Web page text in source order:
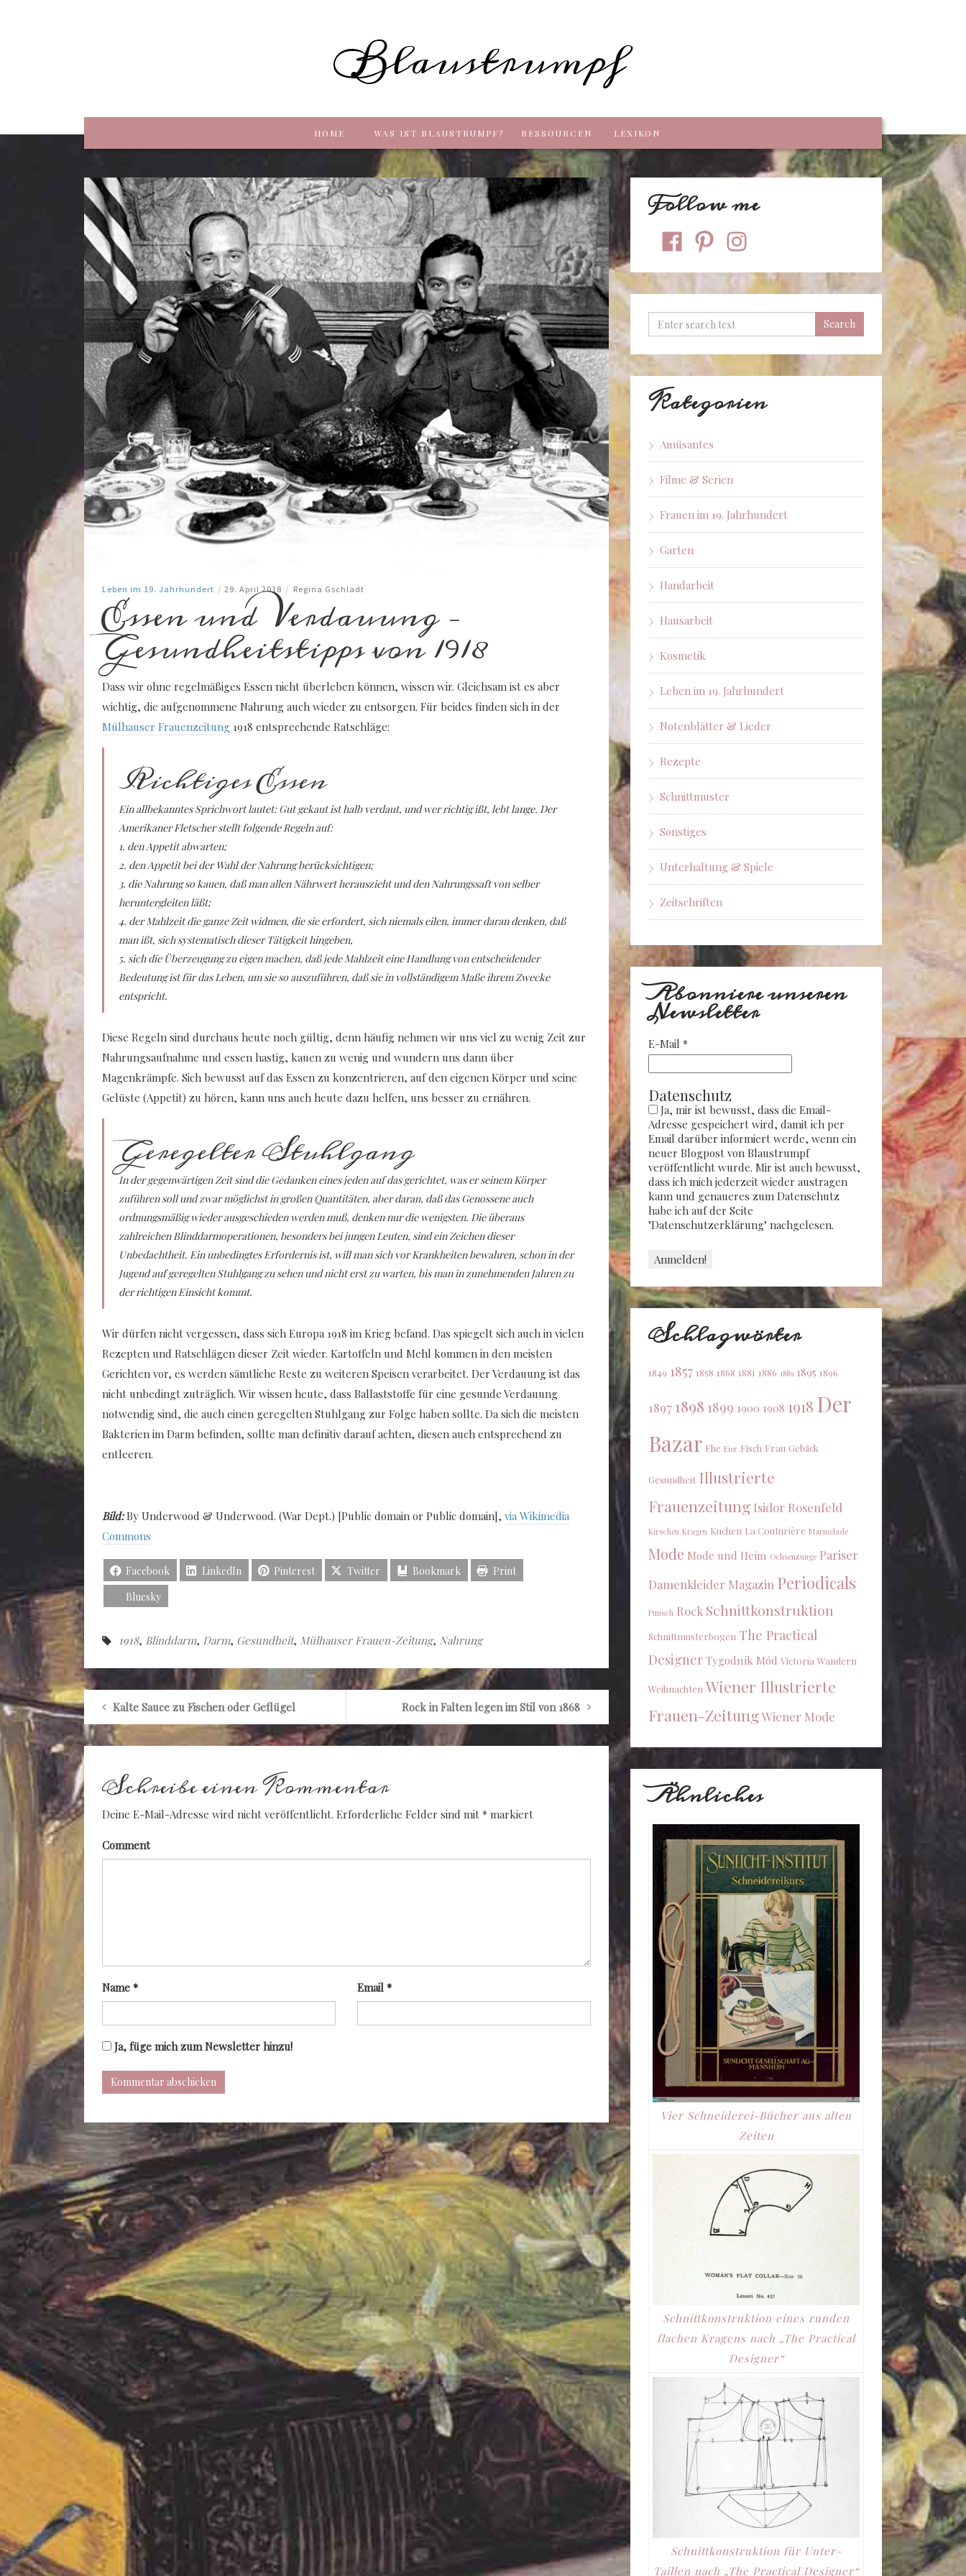
Blaustrumpf
HOME WAS IST BLAUSTRUMPF? RESSOURCEN LEXIKON
Leben im 19. Jahrhundert / 29. April 2018 / Regina Gschladt
Essen und Verdauung –
Gesundheitstipps von 1918
Dass wir ohne regelmäßiges Essen nicht überleben können, wissen wir. Gleichsam ist es aber
wichtig, die aufgenommene Nahrung auch wieder zu entsorgen. Für beides finden sich in der
Mülhauser Frauenzeitung 1918 entsprechende Ratschläge:
Richtiges Essen
Ein allbekanntes Sprichwort lautet: Gut gekaut ist halb verdaut, und wer richtig ißt, lebt lange. Der
Amerikaner Fletscher stellt folgende Regeln auf:
1. den Appetit abwarten;
2. den Appetit bei der Wahl der Nahrung berücksichtigen;
3. die Nahrung so kauen, daß man allen Nährwert herauszieht und den Nahrungssaft von selber
heruntergleiten läßt;
4. der Mahlzeit die ganze Zeit widmen, die sie erfordert, sich niemals eilen, immer daran denken, daß
man ißt, sich systematisch dieser Tätigkeit hingeben,
5. sich die Überzeugung zu eigen machen, daß jede Mahlzeit eine Handlung von entscheidender
Bedeutung ist für das Leben, um sie so auszuführen, daß sie in vollständigem Maße ihrem Zwecke
entspricht.
Diese Regeln sind durchaus heute noch gültig, denn häufig nehmen wir uns viel zu wenig Zeit zur
Nahrungsaufnahme und essen hastig, kauen zu wenig und wundern uns dann über
Magenkrämpfe. Sich bewusst auf das Essen zu konzentrieren, auf den eigenen Körper und seine
Gelüste (Appetit) zu hören, kann uns auch heute dazu helfen, uns besser zu ernähren.
Geregelter Stuhlgang
In der gegenwärtigen Zeit sind die Gedanken eines jeden auf das gerichtet, was er seinem Körper
zuführen soll und zwar möglichst in großen Quantitäten, aber daran, daß das Genossene auch
ordnungsmäßig wieder ausgeschieden werden muß, denken nur die wenigsten. Die überaus
zahlreichen Blinddarmoperationen, besonders bei jungen Leuten, sind ein Zeichen dieser
Unbedachtheit. Ein unbedingtes Erfordernis ist, will man sich vor Krankheiten bewahren, schon in der
Jugend auf geregelten Stuhlgang zu sehen und nicht erst zu warten, bis man in zunehmenden Jahren zu
der richtigen Einsicht kommt.
Wir dürfen nicht vergessen, dass sich Europa 1918 im Krieg befand. Das spiegelt sich auch in vielen
Rezepten und Ratschlägen dieser Zeit wieder. Kartoffeln und Mehl kommen in den meisten
Gerichten vor, es werden sämtliche Reste zu weiteren Speisen verarbeitet. Der Verdauung ist das
nicht unbedingt zuträglich. Wir wissen heute, dass Ballaststoffe für eine gesunde Verdauung
notwendig sind, die auch einen geregelten Stuhlgang zur Folge haben sollte. Da sich die meisten
Bakterien im Darm befinden, sollte man definitiv darauf achten, diesen auch entsprechend zu
entleeren.
Bild:By Underwood & Underwood. (War Dept.) [Public domain or Public domain], via Wikimedia
Commons
Facebook LinkedIn Pinterest Twitter Bookmark
Print
Bluesky
1918, Blinddarm, Darm, Gesundheit, Mülhauser Frauen-Zeitung, Nahrung
Kalte Sauce zu Fischen oder Geflügel Rock in Falten legen im Stil von 1868
Schreibe einen Kommentar
Deine E-Mail-Adresse wird nicht veröffentlicht. Erforderliche Felder sind mit * markiert
Comment
Name * Email *
Ja, füge mich zum Newsletter hinzu!
Follow me
facebookpinterestinstagram
Kategorien
Amüsantes
Filme & Serien
Frauen im 19. Jahrhundert
Garten
Handarbeit
Hausarbeit
Kosmetik
Leben im 19. Jahrhundert
Notenblätter & Lieder
Rezepte
Schnittmuster
Sonstiges
Unterhaltung & Spiele
Zeitschriften
Abonniere unseren
Newsletter
E-Mail *
Datenschutz
Ja, mir ist bewusst, dass die Email-
Adresse gespeichert wird, damit ich per
Email darüber informiert werde, wenn ein
neuer Blogpost von Blaustrumpf
veröffentlicht wurde. Mir ist auch bewusst,
dass ich mich jederzeit wieder austragen
kann und genaueres zum Datenschutz
habe ich auf der Seite
"Datenschutzerklärung" nachgelesen.
Schlagwörter
1849 1857 1858 1868 1881 1886 1889 1895 1896
18971898 1899 1900 1908 1918 Der
Bazar Ehe Eier Fisch Frau Gebäck
Gesundheit Illustrierte
Frauenzeitung Isidor Rosenfeld
Kirschen Kragen Kuchen La Couturière Marmelade
Mode Mode und Heim Ochsenzunge Pariser
Damenkleider Magazin Periodicals
Punsch Rock Schnittkonstruktion
Schnittmusterbogen The Practical
Designer Tygodnik Mód Victoria Wandern
Weihnachten Wiener Illustrierte
Frauen-ZeitungWiener Mode
Ähnliches
Vier Schneiderei-Bücher aus alten
Zeiten
Schnittkonstruktion eines runden
flachen Kragens nach „The Practical
Designer“
Schnittkonstruktion für Unter-
Taillen nach „The Practical Designer“